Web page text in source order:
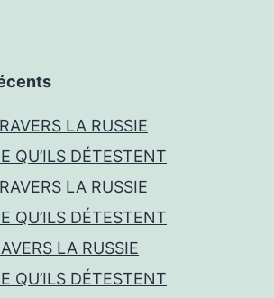
LA RUSSIE
QU’ILS DÉTESTENT
LA RUSSIE
QU’ILS DÉTESTENT
LA RUSSIE
QU’ILS DÉTESTENT